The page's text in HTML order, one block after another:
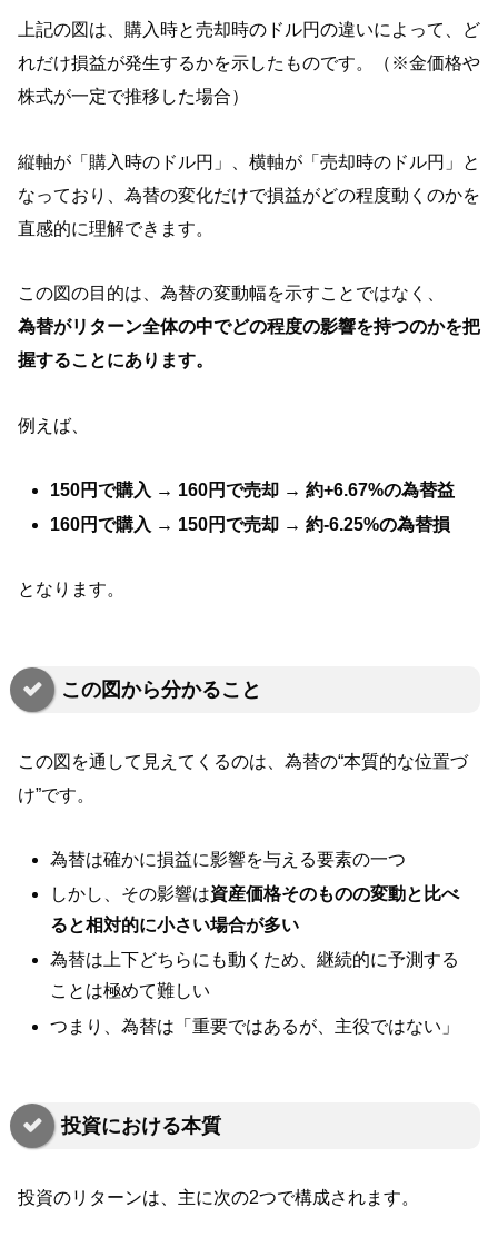
上記の図は、購入時と売却時のドル円の違いによって、ど
れだけ損益が発生するかを示したものです。（※金価格や
株式が一定で推移した場合）
縦軸が「購入時のドル円」、横軸が「売却時のドル円」と
なっており、為替の変化だけで損益がどの程度動くのかを
直感的に理解できます。
この図の目的は、為替の変動幅を示すことではなく、
為替がリターン全体の中でどの程度の影響を持つのかを把
握することにあります。
例えば、
150円で購入 → 160円で売却 → 約+6.67%の為替益
160円で購入 → 150円で売却 → 約-6.25%の為替損
となります。
この図から分かること
この図を通して見えてくるのは、為替の“本質的な位置づ
け”です。
為替は確かに損益に影響を与える要素の一つ
しかし、その影響は資産価格そのものの変動と比べ
ると相対的に小さい場合が多い
為替は上下どちらにも動くため、継続的に予測する
ことは極めて難しい
つまり、為替は「重要ではあるが、主役ではない」
投資における本質
投資のリターンは、主に次の2つで構成されます。